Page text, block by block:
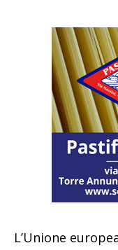
L’Unione